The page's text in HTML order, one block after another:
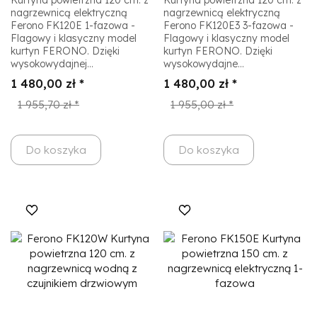
nagrzewnicą elektryczną
Ferono FK120E 1-fazowa -
Flagowy i klasyczny model
kurtyn FERONO. Dzięki
wysokowydajnej...
1 480,00 zł *
1 955,70 zł *
Do koszyka
nagrzewnicą elektryczną
Ferono FK120E3 3-fazowa -
Flagowy i klasyczny model
kurtyn FERONO. Dzięki
wysokowydajne...
1 480,00 zł *
1 955,00 zł *
Do koszyka